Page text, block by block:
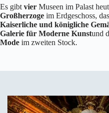
Es gibt vier Museen im Palast
Großherzoge im Erdgeschoss, das
Kaiserliche und königliche
Galerie für Moderne Kunstund
Mode im zweiten Stock.